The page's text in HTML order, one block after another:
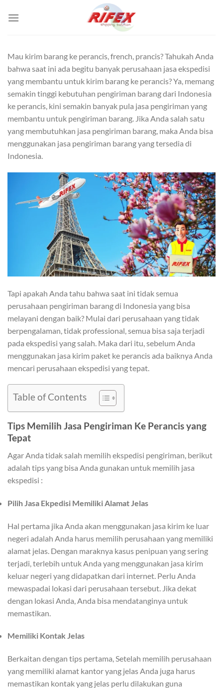
Mau kirim barang ke perancis, french, prancis? Tahukah Anda
bahwa saat ini ada begitu banyak perusahaan jasa ekspedisi
yang membantu untuk kirim barang ke perancis? Ya, memang
semakin tinggi kebutuhan pengiriman barang dari Indonesia
ke perancis, kini semakin banyak pula jasa pengiriman yang
membantu untuk pengiriman barang. Jika Anda salah satu
yang membutuhkan jasa pengiriman barang, maka Anda bisa
menggunakan jasa pengiriman barang yang tersedia di
Indonesia.
Tapi apakah Anda tahu bahwa saat ini tidak semua
perusahaan pengiriman barang di Indonesia yang bisa
melayani dengan baik? Mulai dari perusahaan yang tidak
berpengalaman, tidak professional, semua bisa saja terjadi
pada ekspedisi yang salah. Maka dari itu, sebelum Anda
menggunakan jasa kirim paket ke perancis ada baiknya Anda
mencari perusahaan ekspedisi yang tepat.
Table of Contents
Tips Memilih Jasa Pengiriman Ke Perancis yang
Tepat
Agar Anda tidak salah memilih ekspedisi pengiriman, berikut
adalah tips yang bisa Anda gunakan untuk memilih jasa
ekspedisi :
Pilih Jasa Ekpedisi Memiliki Alamat Jelas
Hal pertama jika Anda akan menggunakan jasa kirim ke luar
negeri adalah Anda harus memilih perusahaan yang memiliki
alamat jelas. Dengan maraknya kasus penipuan yang sering
terjadi, terlebih untuk Anda yang menggunakan jasa kirim
keluar negeri yang didapatkan dari internet. Perlu Anda
mewaspadai lokasi dari perusahaan tersebut. Jika dekat
dengan lokasi Anda, Anda bisa mendatanginya untuk
memastikan.
Memiliki Kontak Jelas
Berkaitan dengan tips pertama, Setelah memilih perusahaan
yang memiliki alamat kantor yang jelas Anda juga harus
memastikan kontak yang jelas perlu dilakukan guna